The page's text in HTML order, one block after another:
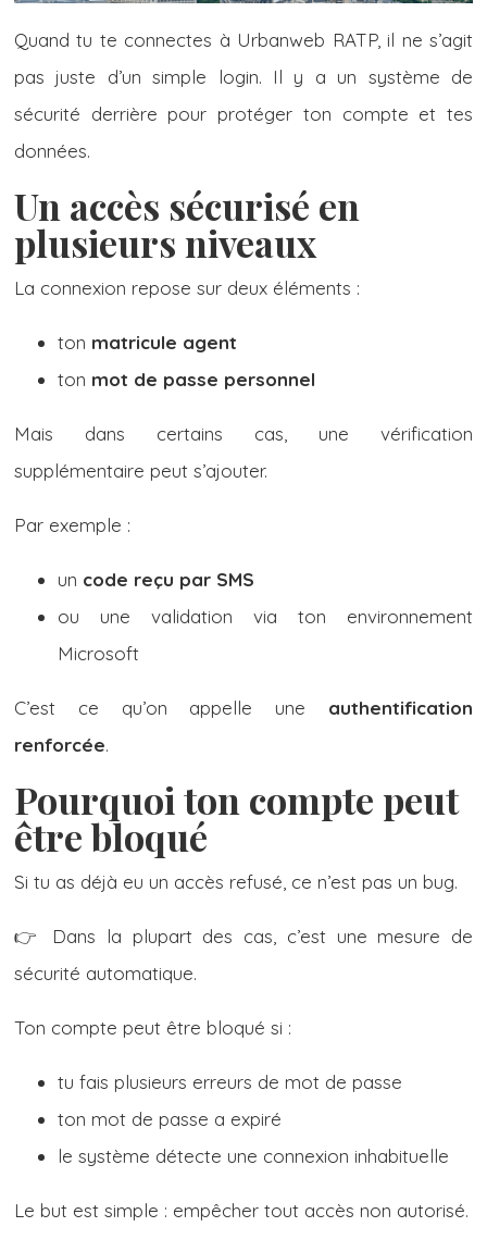
Quand tu te connectes à Urbanweb RATP, il ne s’agit
pas juste d’un simple login. Il y a un système de
sécurité derrière pour protéger ton compte et tes
données.
Un accès sécurisé en
plusieurs niveaux
La connexion repose sur deux éléments :
ton matricule agent
ton mot de passe personnel
Mais dans certains cas, une vérification
supplémentaire peut s’ajouter.
Par exemple :
un code reçu par SMS
ou une validation via ton environnement
Microsoft
C’est ce qu’on appelle une authentification
renforcée.
Pourquoi ton compte peut
être bloqué
Si tu as déjà eu un accès refusé, ce n’est pas un bug.
👉 Dans la plupart des cas, c’est une mesure de
sécurité automatique.
Ton compte peut être bloqué si :
tu fais plusieurs erreurs de mot de passe
ton mot de passe a expiré
le système détecte une connexion inhabituelle
Le but est simple : empêcher tout accès non autorisé.